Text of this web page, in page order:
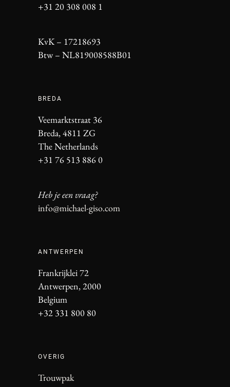
+31 20 308 008 1
KvK – 17218693
Btw – NL819008588B01
BREDA
Veemarktstraat 36
Breda, 4811 ZG
The Netherlands
+31 76 513 886 0
Heb je een vraag?
info@michael-giso.com
ANTWERPEN
Frankrijklei 72
Antwerpen, 2000
Belgium
+32 331 800 80
OVERIG
Trouwpak